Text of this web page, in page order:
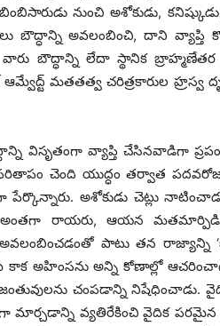
నుంచి అశోకుడు, కనిష్కుడు,
బౌద్ధాన్ని అవలంబించి, దాని వ్యాప్తి
వారు బౌద్ధాన్ని లేదా స్థానిక
మతతత్వ చరిత్రకారుల హ్రస్వ
విసృతంగా వ్యాప్తి చేసినవాడిగా
చెంది యుద్ధం తర్వాత
పేర్కొన్నారు. అశోకుడు చెట్లు
అంతగా రాయరు, ఆయన
అవలంబించడంతో పాటు తన రాజ్యాన్ని
అహింసను అన్ని కోణాల్లో
చంపడాన్ని నిషేధించాడు.
వ్యతిరేకించి వైదిక పరమైన